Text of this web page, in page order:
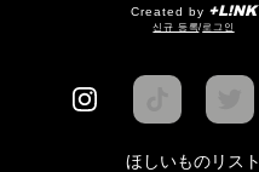
Created by +L!NK
​신규 등록/로그인
ほしいものリスト